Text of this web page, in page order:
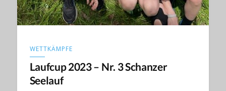
WETTKÄMPFE
Laufcup 2023 – Nr. 3 Schanzer
Seelauf